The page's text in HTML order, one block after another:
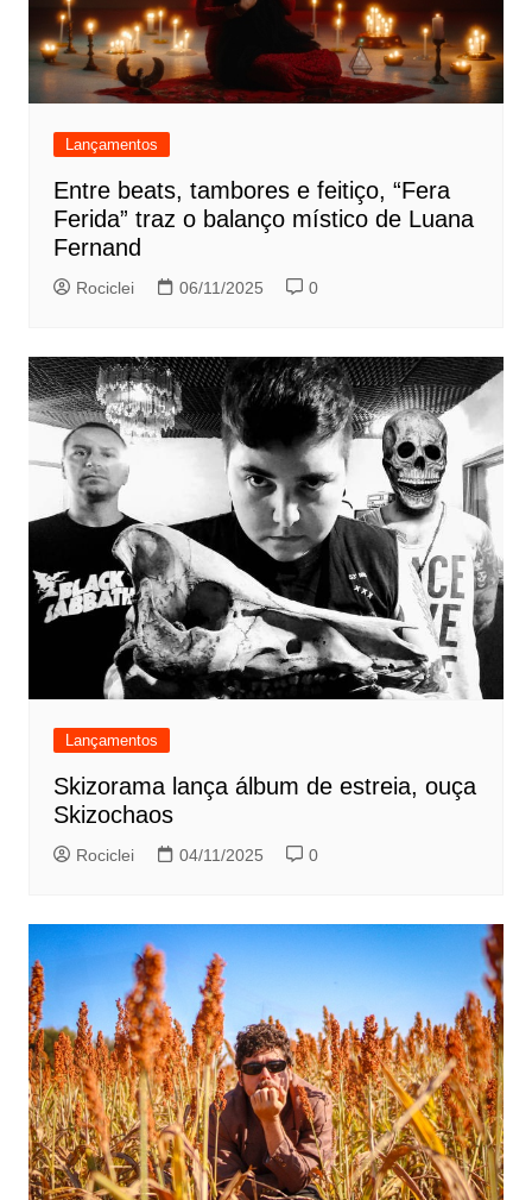
Lançamentos
Entre beats, tambores e feitiço, “Fera
Ferida” traz o balanço místico de Luana
Fernand
Rociclei 06/11/2025 0
Lançamentos
Skizorama lança álbum de estreia, ouça
Skizochaos
Rociclei 04/11/2025 0